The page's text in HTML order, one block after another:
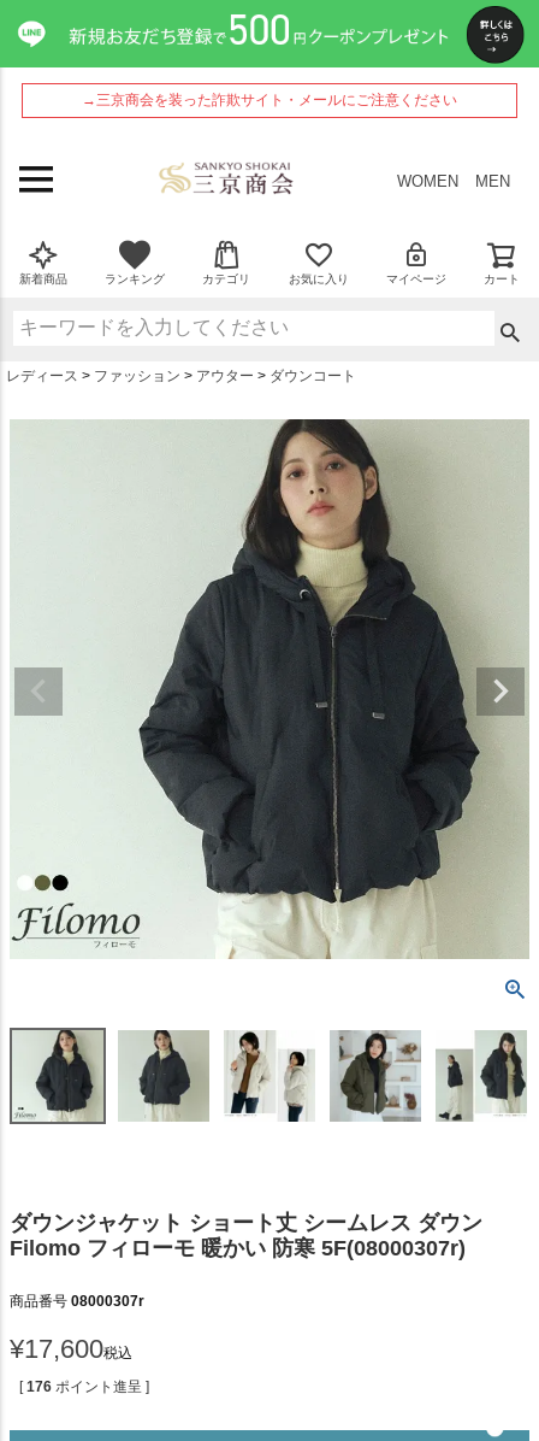
→三京商会を装った詐欺サイト・メールにご注意ください
WOMEN MEN
新着商品 ランキング カテゴリ お気に入り マイページ カート
レディース ファッション アウター ダウンコート
ダウンジャケット ショート丈 シームレス ダウン
Filomo フィローモ 暖かい 防寒 5F(08000307r)
商品番号 08000307r
¥17,600税込
[ 176 ポイント進呈 ]
ペー
ジト
ップ
へ